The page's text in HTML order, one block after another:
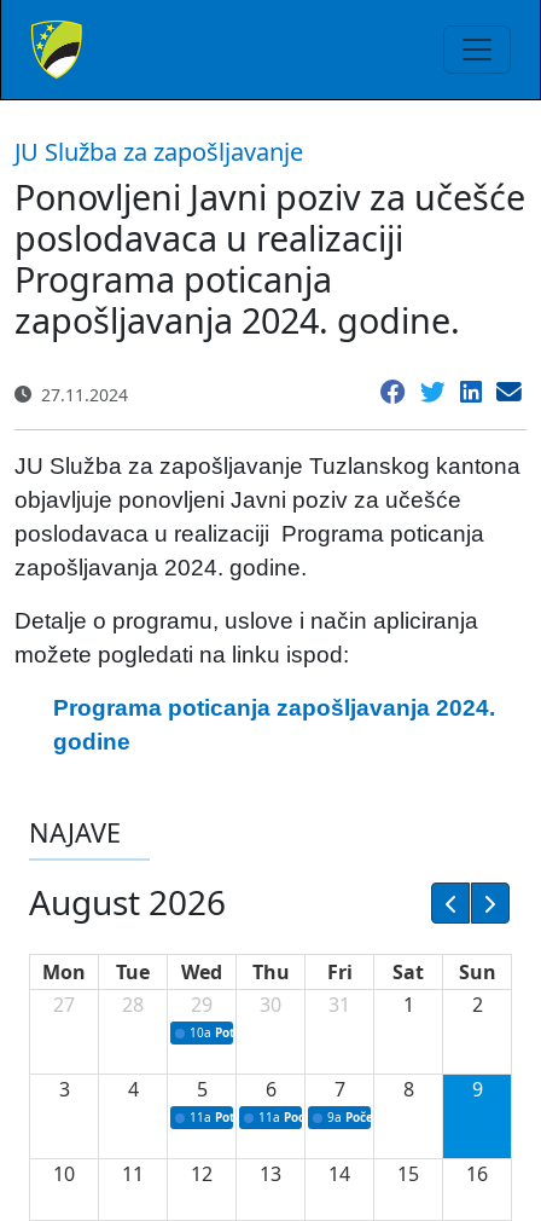
JU Služba za zapošljavanje
Ponovljeni Javni poziv za učešće
poslodavaca u realizaciji
Programa poticanja
zapošljavanja 2024. godine.
27.11.2024
JU Služba za zapošljavanje Tuzlanskog kantona
objavljuje ponovljeni Javni poziv za učešće
poslodavaca u realizaciji Programa poticanja
zapošljavanja 2024. godine.
Detalje o programu, uslove i način apliciranja
možete pogledati na linku ispod:
Programa poticanja zapošljavanja 2024.
godine
NAJAVE
August 2026
Mon Tue Wed Thu Fri Sat
Sun
27
28 29
10a Potpisivanje ugovora sa neprofitnim
30 31 1 2
3 4 5
11a Potpisivanje ugovora o stipendijama za
6
11a Podrška razvoju vodne infrastrukture u
7
9a Početak izgradnje nove
8 9
10 11 12 13 14 15 16